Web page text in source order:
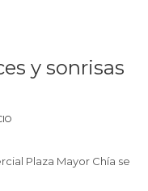
y sonrisas
Plaza Mayor Chía se